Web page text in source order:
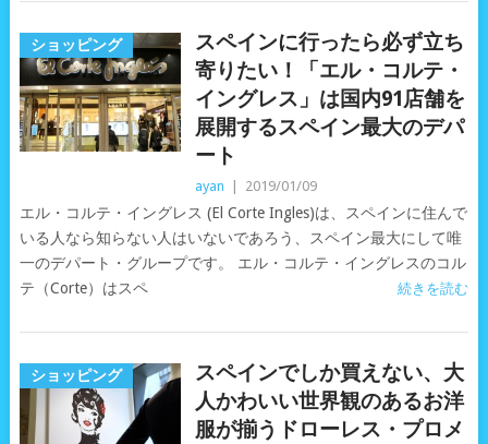
ショッピング
スペインに行ったら必ず立ち
寄りたい！「エル・コルテ・
イングレス」は国内91店舗を
展開するスペイン最大のデパ
ート
ayan 2019/01/09
エル・コルテ・イングレス (El Corte Ingles)は、スペインに住んで
いる人なら知らない人はいないであろう、スペイン最大にして唯
一のデパート・グループです。 エル・コルテ・イングレスのコル
テ（Corte）はスペ
続きを読む
ショッピング
スペインでしか買えない、大
人かわいい世界観のあるお洋
服が揃うドローレス・プロメ